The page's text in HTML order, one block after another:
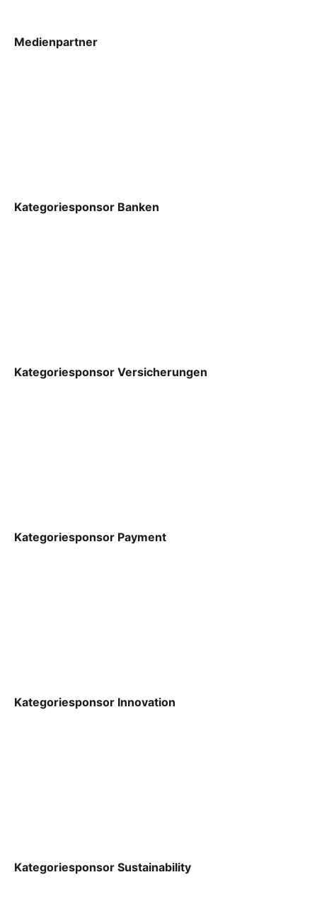
Medienpartner
Kategoriesponsor Banken
Kategoriesponsor Versicherungen
Kategoriesponsor Payment
Kategoriesponsor Innovation
Kategoriesponsor Sustainability